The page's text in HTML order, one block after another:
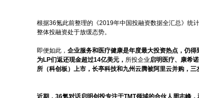
根据36氪此前整理的《2019年中国投融资数据全汇总》统
整体投融资处于放缓态势。
即便如此， 企业服务和医疗健康是年度最大投资热点，仍得
为LP们返还现金超过14亿美元， 所投企业启明医疗、康希
所（科创板）上市，长亭科技和九州云腾被阿里云并购，三
近期，36氪对话启明创投专注于TMT领域的合伙人周志峰